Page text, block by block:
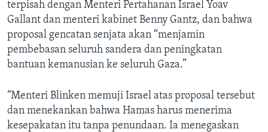
terpisah dengan Menteri Pertahanan Israel Yoav
Gallant dan menteri kabinet Benny Gantz, dan bahwa
proposal gencatan senjata akan “menjamin
pembebasan seluruh sandera dan peningkatan
bantuan kemanusian ke seluruh Gaza.”
“Menteri Blinken memuji Israel atas proposal tersebut
dan menekankan bahwa Hamas harus menerima
kesepakatan itu tanpa penundaan. Ia menegaskan